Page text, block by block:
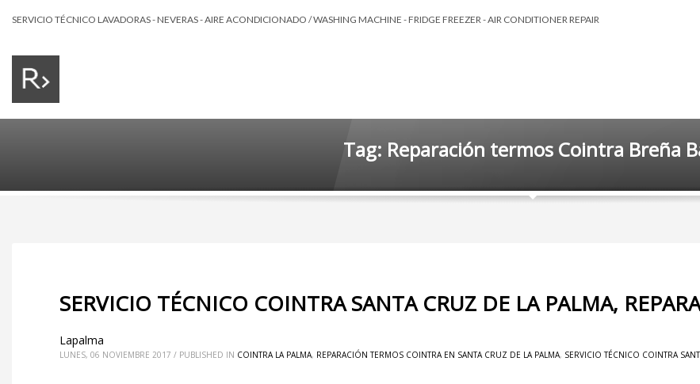
SERVICIO TÉCNICO LAVADORAS - NEVERAS - AIRE ACONDICIONADO / WASHING MACHINE - FRIDGE FREEZER - AIR CONDITIONER REPAIR
Tag: Reparación termos Cointra Breña
SERVICIO TÉCNICO COINTRA SANTA CRUZ DE LA PALMA,
Lapalma
LUNES, 06 NOVIEMBRE 2017 / PUBLISHED IN COINTRA LA PALMA, REPARACIÓN TERMOS COINTRA EN SANTA CRUZ DE LA PALMA, SERVICIO TÉCNICO COINTRA